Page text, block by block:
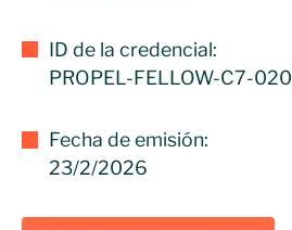
ID de la credencial:
PROPEL-FELLOW-C7-020
Fecha de emisión:
23/2/2026